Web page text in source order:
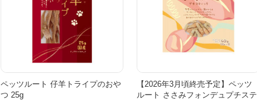
ペッツルート 仔羊トライプのおや
つ 25g
【2026年3月頃終売予定】ペッツ
ルート ささみフォンデュプチステ